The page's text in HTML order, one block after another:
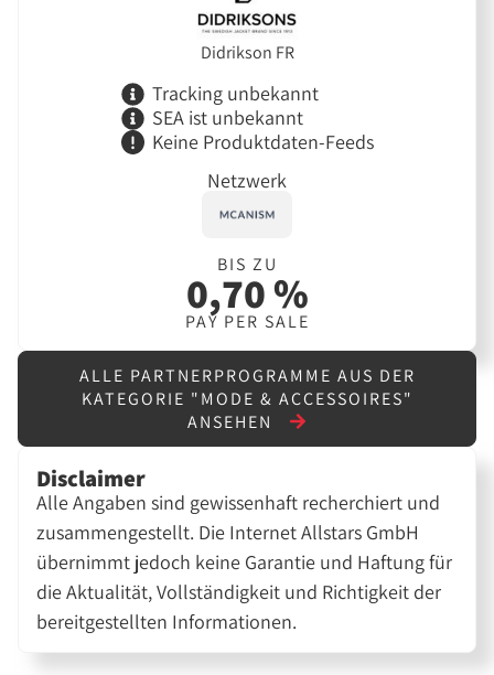
Didrikson FR
Tracking unbekannt
SEA ist unbekannt
Keine Produktdaten-Feeds
Netzwerk
BIS ZU
0,70 %
PAY PER SALE
ALLE PARTNERPROGRAMME AUS DER
KATEGORIE "MODE & ACCESSOIRES"
ANSEHEN
Disclaimer
Alle Angaben sind gewissenhaft recherchiert und
zusammengestellt. Die Internet Allstars GmbH
übernimmt jedoch keine Garantie und Haftung für
die Aktualität, Vollständigkeit und Richtigkeit der
bereitgestellten Informationen.